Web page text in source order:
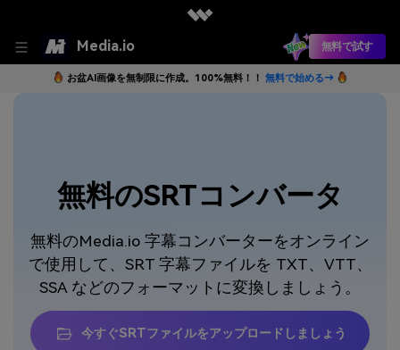
Media.io 無料で試す
お盆AI画像を無制限に作成。100%無料！！ 無料で始める→
無料のSRTコンバータ
無料のMedia.io 字幕コンバーターをオンライン
で使用して、SRT 字幕ファイルを TXT、VTT、
SSA などのフォーマットに変換しましょう。
今すぐSRTファイルをアップロードしましょう